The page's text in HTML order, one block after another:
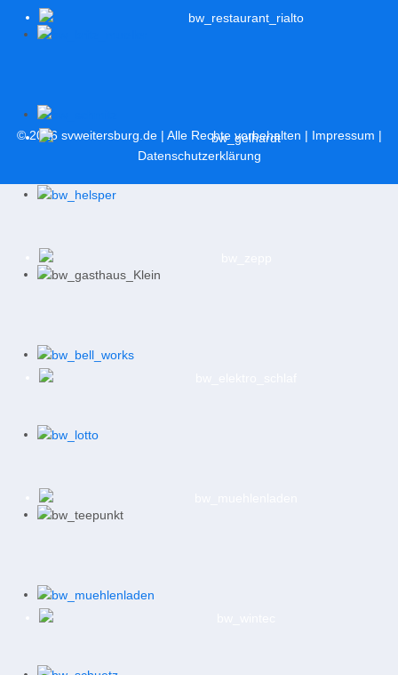
© 2026 svweitersburg.de| Alle Rechte vorbehalten | Impressum |
Datenschutzerklärung